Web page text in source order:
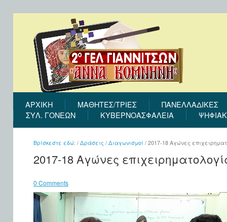
ΑΡΧΙΚΉ ΜΑΘΗΤΕΣ/ΤΡΙΕΣ
ΠΑΝΕΛΛΑΔΙΚΕΣ
ΣΎΛ. ΓΟΝΈΩΝ
ΚΥΒΕΡΝΟΑΣΦΑΛΕΙΑ
Βρίσκεστε εδώ: / Δράσεις / Διαγωνισμοί / 2017-18 Αγώνες
2017-18 Αγώνες
0 Comments